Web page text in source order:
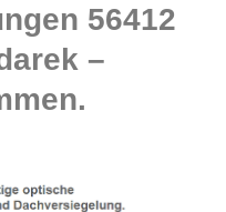
56412
–